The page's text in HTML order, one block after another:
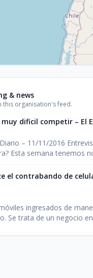
& news
this organisation's feed.
muy dificil competir – El
– 11/11/2016
Esta semana tenemos
el contrabando de
ingresados de
Se trata de un negocio